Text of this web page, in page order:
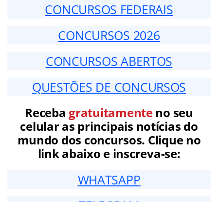
CONCURSOS FEDERAIS
CONCURSOS 2026
CONCURSOS ABERTOS
QUESTÕES DE CONCURSOS
Receba gratuitamenteno seu
celular as principais notícias do
mundo dos concursos. Clique no
link abaixo e inscreva-se:
WHATSAPP